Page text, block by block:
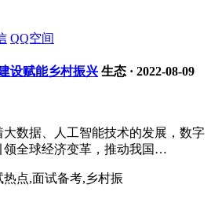
QQ空间
设赋能乡村振兴 生态 · 2022-08-09
大数据、人工智能技术的发展，数字
领全球经济变革，推动我国…
热点,面试备考,乡村振